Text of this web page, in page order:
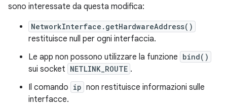
sono interessate da questa modifica:
NetworkInterface.getHardwareAddress()
restituisce null per ogni interfaccia.
Le app non possono utilizzare la funzione bind()
sui socket NETLINK_ROUTE .
Il comando ip non restituisce informazioni sulle
interfacce.